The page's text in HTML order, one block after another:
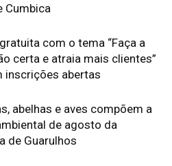
Cumbica
com o tema “Faça a
certa e atraia mais clientes”
inscrições abertas
abelhas e aves compõem a
de agosto da
de Guarulhos